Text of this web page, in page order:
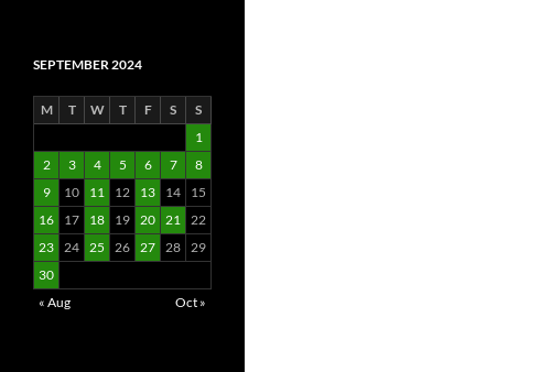
SEPTEMBER 2024
M T W T F S
S
1
2
3 4 5 6 7
8
9
10 11 12 13 14
15
16
17 18 19 20 21 22
23 24 25 26 27 28 29
30
« Aug
Oct »